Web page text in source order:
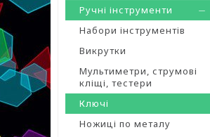
Ручні інструменти
Набори інструментів
Викрутки
Мультиметри, струмові
кліщі, тестери
Ключі
Ножиці по металу